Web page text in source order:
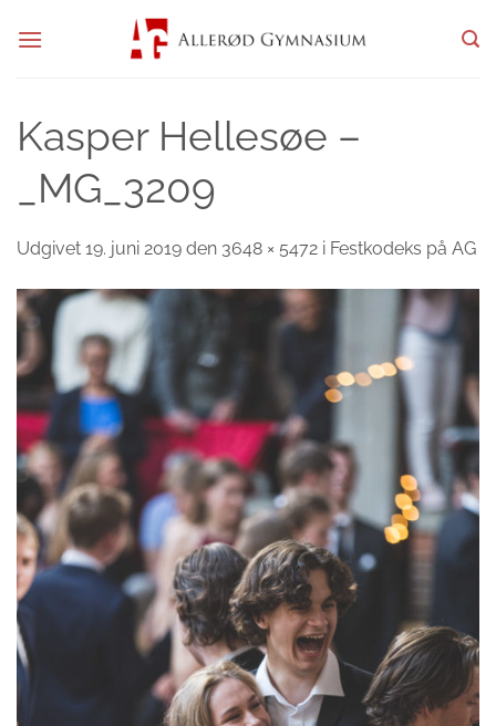
Kasper Hellesøe –
_MG_3209
Udgivet 19. juni 2019 den 3648 × 5472 i Festkodeks på AG